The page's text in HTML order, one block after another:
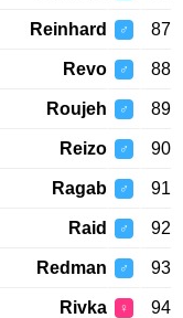
♂
Reinhard
♂
Revo
♂
Roujeh
♂
Reizo
♂
Ragab
♂
Raid
♂
Redman
♀
Rivka